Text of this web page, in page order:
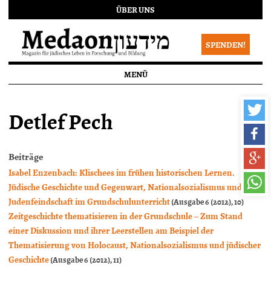
ÜBER UNS
SPENDEN!
MENÜ
Detlef Pech
Beiträge
Isabel Enzenbach: Klischees im frühen historischen Lernen.
Jüdische Geschichte und Gegenwart, Nationalsozialismus und
Judenfeindschaft im Grundschulunterricht(Ausgabe 6 (2012), 10)
Zeitgeschichte thematisieren in der Grundschule – Zum Stand
einer Diskussion und ihrer Leerstellen am Beispiel der
Thematisierung von Holocaust, Nationalsozialismus und jüdischer
Geschichte(Ausgabe 6 (2012), 11)